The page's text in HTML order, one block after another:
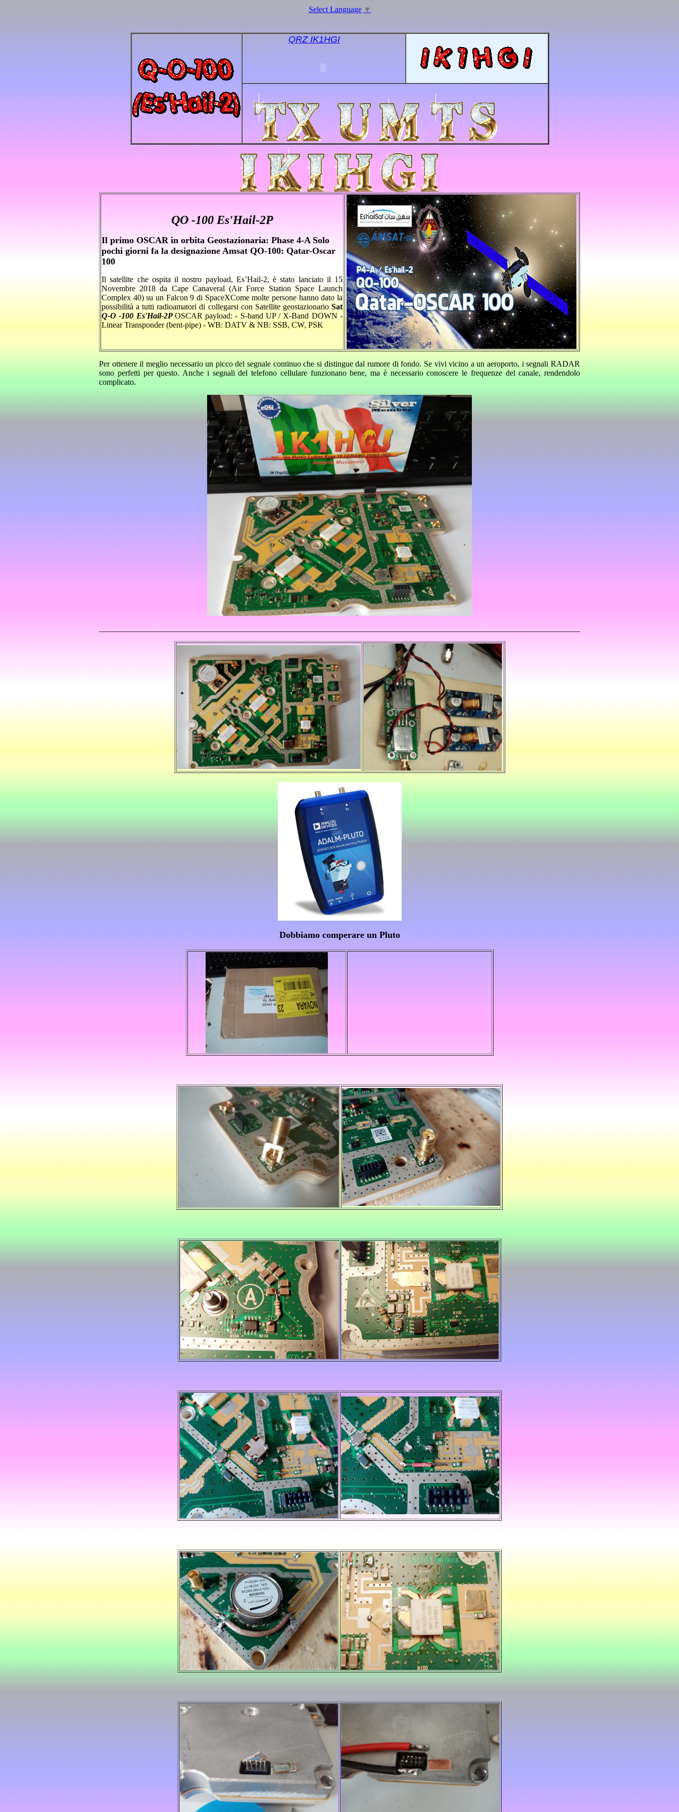
Select Language ▼
QRZ IK1HGI
QO -100 Es'Hail-2P
Il primo OSCAR in orbita Geostazionaria: Phase 4-A Solo
pochi giorni fa la designazione Amsat QO-100: Qatar-Oscar
100
Il satellite che ospita il nostro payload, Es’Hail-2, è stato lanciato il 15
Novembre 2018 da Cape Canaveral (Air Force Station Space Launch
Complex 40) su un Falcon 9 di SpaceXCome molte persone hanno dato la
possibilità a tutti radioamatori di collegarsi con Satellite geostazionario Sat
Q-O -100 Es'Hail-2P OSCAR payload: - S-band UP / X-Band DOWN -
Linear Transponder (bent-pipe) - WB: DATV & NB: SSB, CW, PSK
Per ottenere il meglio necessario un picco del segnale continuo che si distingue dal rumore di fondo. Se vivi vicino a un aeroporto, i segnali RADAR
sono perfetti per questo. Anche i segnali del telefono cellulare funzionano bene, ma è necessario conoscere le frequenze del canale, rendendolo
complicato.
Dobbiamo comperare un Pluto